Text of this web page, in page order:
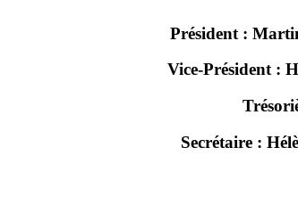
Président :
Vice-Président :
Secrétaire :